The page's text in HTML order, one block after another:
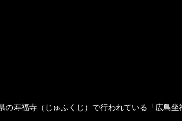
寿福寺（じゅふくじ）で行われている「広島坐